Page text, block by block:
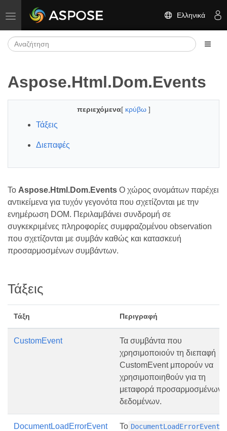
Εναλλαγή πλοήγησης Ελληνικά
Aspose.Html.Dom.Events
περιεχόμενα[ κρύβω ]
Τάξεις
Διεπαφές
Το Aspose.Html.Dom.Events Ο χώρος ονομάτων παρέχει
αντικείμενα για τυχόν γεγονότα που σχετίζονται με την
ενημέρωση DOM. Περιλαμβάνει συνδρομή σε
συγκεκριμένες πληροφορίες συμφραζομένου observation
που σχετίζονται με συμβάν καθώς και κατασκευή
προσαρμοσμένων συμβάντων.
Τάξεις
Τάξη Περιγραφή
CustomEvent
Τα συμβάντα που
χρησιμοποιούν τη διεπαφή
CustomEvent μπορούν να
χρησιμοποιηθούν για τη
μεταφορά προσαρμοσμένων
δεδομένων.
DocumentLoadErrorEvent Το DocumentLoadErrorEvent